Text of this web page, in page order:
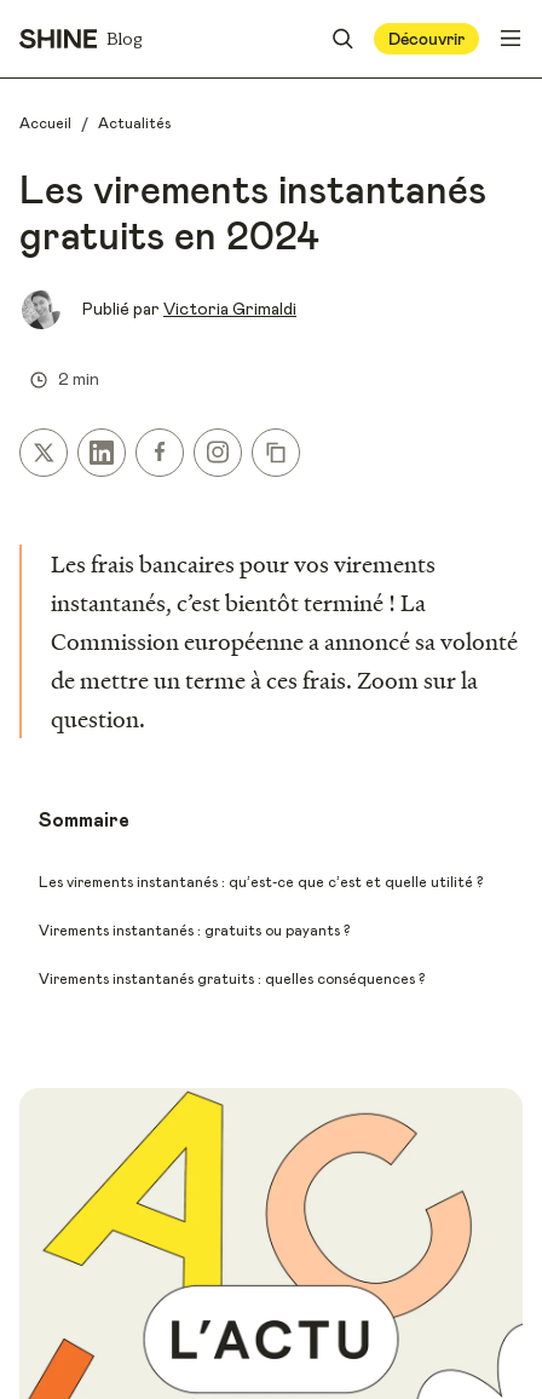
Blog Découvrir
Accueil / Actualités
Les virements instantanés
gratuits en 2024
Publié par Victoria Grimaldi
2 min
Les frais bancaires pour vos virements
instantanés, c’est bientôt terminé ! La
Commission européenne a annoncé sa volonté
de mettre un terme à ces frais. Zoom sur la
question.
Sommaire
Les virements instantanés : qu’est-ce que c’est et quelle utilité ?
Virements instantanés : gratuits ou payants ?
Virements instantanés gratuits : quelles conséquences ?